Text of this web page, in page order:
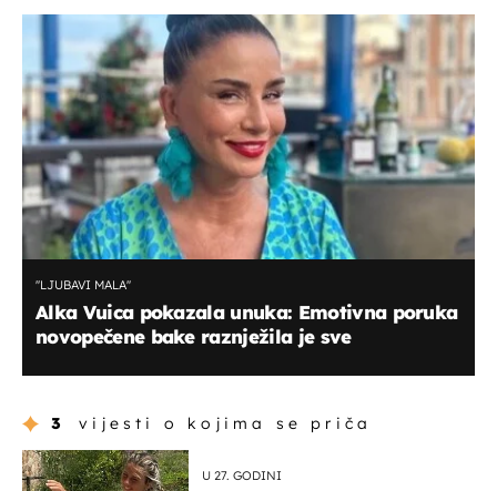
''LJUBAVI MALA''
Alka Vuica pokazala unuka: Emotivna poruka
novopečene bake raznježila je sve
3 vijesti o kojima se priča
U 27. GODINI